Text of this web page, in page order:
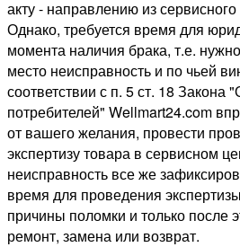
акту - направлению из
Однако, требуется время для
момента наличия брака, т.е.
место неисправность и по чьей
соответствии с п. 5 ст. 18 Закона
потребителей" Wellmart24.com
от вашего желания, провести
экспертизу товара в сервисном
неисправность все же
время для проведения
причины поломки и только после
ремонт, замена или возврат.